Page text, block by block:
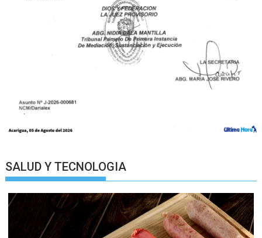
SALUD Y TECNOLOGIA